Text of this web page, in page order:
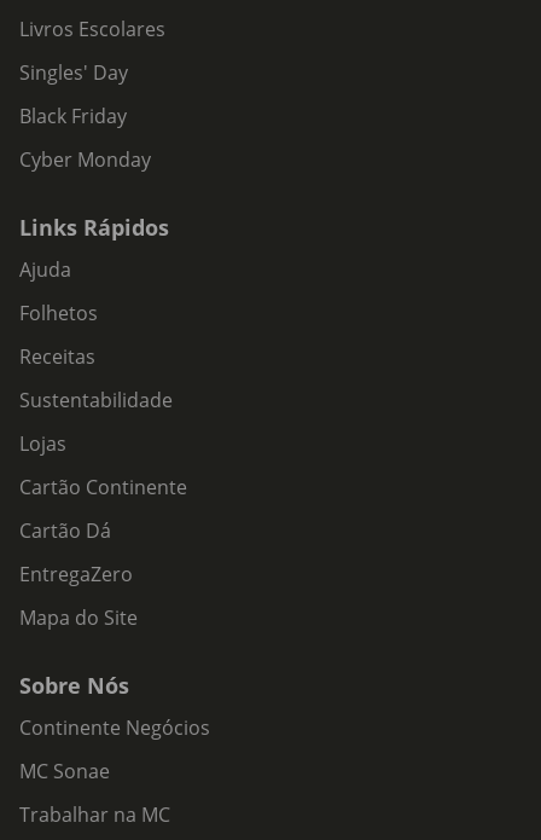
Livros Escolares
Singles' Day
Black Friday
Cyber Monday
Links Rápidos
Ajuda
Folhetos
Receitas
Sustentabilidade
Lojas
Cartão Continente
Cartão Dá
EntregaZero
Mapa do Site
Sobre Nós
Continente Negócios
MC Sonae
Trabalhar na MC